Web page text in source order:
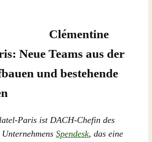
Clémentine
Neue Teams aus der
und bestehende
Paris ist DACH-Chefin des
Spendesk, das eine